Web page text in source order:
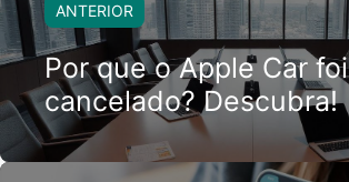
ANTERIOR
Por que o Apple Car foi
cancelado? Descubra!